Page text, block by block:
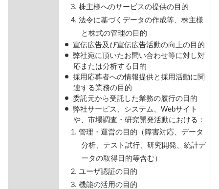
3. 株主様へのサービスの提供の目的
4. 法令に基づくデータの作成等、株主様
と株式の管理の目的
宣伝広告及び宣伝広告活動の向上の目的
弊社宛に頂いたお問い合わせ等に対し対
応または分析する目的
採用応募者への情報提供と採用活動に関
連する業務の目的
委託元から受託した業務の履行の目的
弊社サービス、システム、Webサイト
や、市場調査・研究開発活動における：
1. 管理・運営の目的（障害対応、データ
分析、テスト試行、研究開発、統計デ
ータの取得目的等含む）
2. ユーザ認証の目的
3. 機能の活用の目的